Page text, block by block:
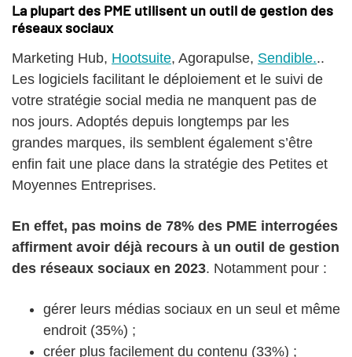
La plupart des PME utilisent un outil de gestion des
réseaux sociaux
Marketing Hub, Hootsuite, Agorapulse, Sendible...
Les logiciels facilitant le déploiement et le suivi de
votre stratégie social media ne manquent pas de
nos jours. Adoptés depuis longtemps par les
grandes marques, ils semblent également s’être
enfin fait une place dans la stratégie des Petites et
Moyennes Entreprises.
En effet, pas moins de 78% des PME interrogées
affirment avoir déjà recours à un outil de gestion
des réseaux sociaux en 2023. Notamment pour :
gérer leurs médias sociaux en un seul et même
endroit (35%) ;
créer plus facilement du contenu (33%) ;